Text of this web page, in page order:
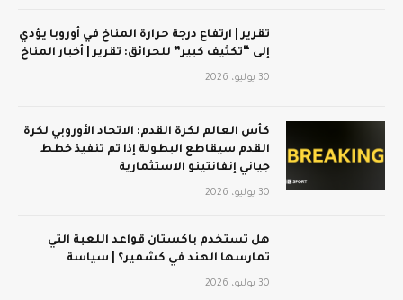
تقرير | ارتفاع درجة حرارة المناخ في أوروبا يؤدي
إلى “تكثيف كبير” للحرائق: تقرير | أخبار المناخ
30 يوليو، 2026
كأس العالم لكرة القدم: الاتحاد الأوروبي لكرة
القدم سيقاطع البطولة إذا تم تنفيذ خطط
جياني إنفانتينو الاستثمارية
30 يوليو، 2026
هل تستخدم باكستان قواعد اللعبة التي
تمارسها الهند في كشمير؟ | سياسة
30 يوليو، 2026